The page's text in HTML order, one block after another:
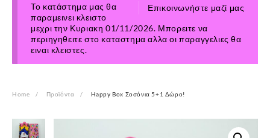
Επικοινωνήστε μαζί μας
Το κατάστημα μας θα
παραμεινει κλειστο
μεχρι την Κυριακη 01/11/2026. Μπορειτε να
περιηγηθειτε στο καταστημα αλλα οι παραγγελιες θα
ειναι κλειστες.
Home Προϊόντα Happy Box Σοσόνια 5+1 Δώρο!